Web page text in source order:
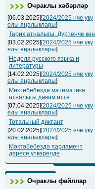
Очраклы хәбәрләр
[06.03.2025][2024/2025 нче уку
елы яңалыклары]
Тарих атналыгы. Дүртенче көн
[03.02.2025][2024/2025 нче уку
елы яңалыклары]
Неделя русского языка и
литературы
[14.02.2025][2024/2025 нче уку
елы яңалыклары]
Мәктәбебездә математика
атналыгы дәвам итте
[07.04.2025][2024/2025 нче уку
елы яңалыклары]
Тотальный диктант
[20.02.2025][2024/2025 нче уку
елы яңалыклары]
Мәктәбебездә парламент
дәресе үткәрелде
Очраклы файллар